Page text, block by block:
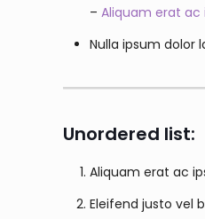
–Aliquam erat ac
Nulla ipsum dolor
Unordered list:
Aliquam erat ac
Eleifend justo vel